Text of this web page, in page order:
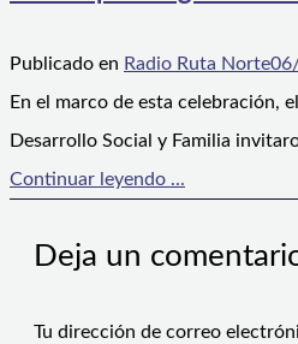
Publicado en Radio Ruta Norte
En el marco de esta celebración,
Desarrollo Social y Familia
Continuar leyendo ...
Deja un
Tu dirección de correo